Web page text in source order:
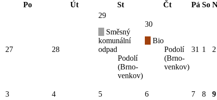
Po
Út St Čt Pá So
27 28
29
Směsný
komunální
odpad
Podolí
(Brno-
venkov)
30
Bio
Podolí
(Brno-
venkov)
31 1 2
3 4 5 6 7 8 9